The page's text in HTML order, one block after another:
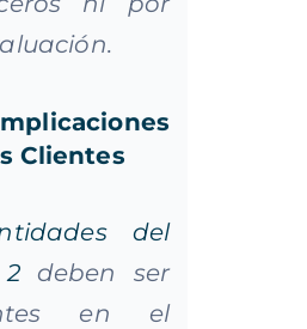
Clientes
del
2 deben ser
en el